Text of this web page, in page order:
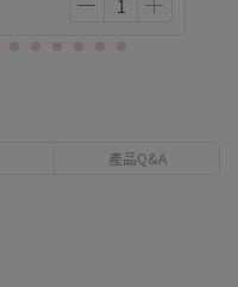
產品Q&A